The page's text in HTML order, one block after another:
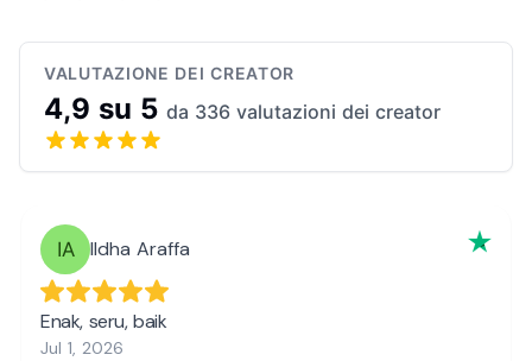
VALUTAZIONE DEI CREATOR
4,9 su 5 da 336 valutazioni dei creator